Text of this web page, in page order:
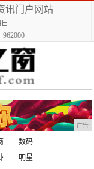
讯门户网站
广告
数码
明星